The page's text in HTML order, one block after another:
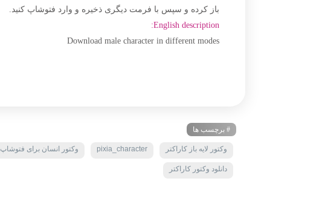
باز کرده و سپس با فرمت دیگری ذخیره و وارد فتوشاپ کنید.
English description:
Download male character in different modes
# برچسب ها
وکتور لایه باز کاراکتر pixia_character وکتور انسان برای فتوشاپ
دانلود وکتور کاراکتر